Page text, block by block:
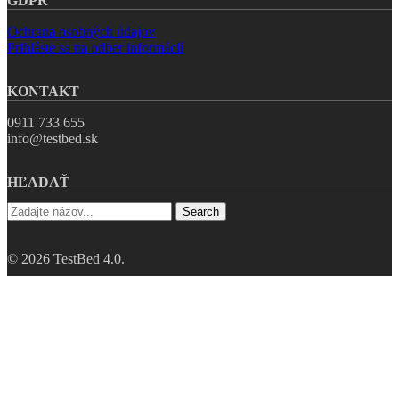
Ochrana osobných údajov
Prihláste sa na odber informácií
KONTAKT
0911 733 655
info@testbed.sk
HĽADAŤ
Search
© 2026 TestBed 4.0.